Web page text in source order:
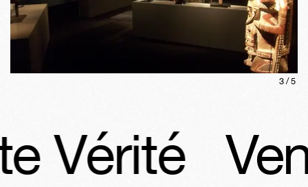
3 /5
Vérité